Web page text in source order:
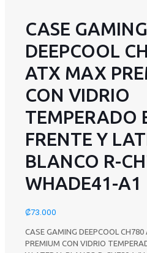
CASE GAMING
DEEPCOOL
ATX MAX
CON VIDRIO
TEMPERADO
FRENTE Y
BLANCO R-
WHADE41-A1
₡73.000
CASE GAMING DEEPCOOL
PREMIUM CON VIDRIO